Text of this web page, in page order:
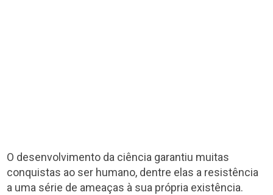
O desenvolvimento da ciência garantiu muitas
conquistas ao ser humano, dentre elas a resistência
a uma série de ameaças à sua própria existência.